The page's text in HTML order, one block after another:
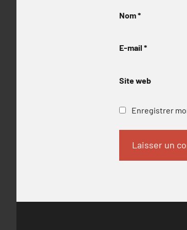
Nom*
E-mail *
Site web
Enregistrer